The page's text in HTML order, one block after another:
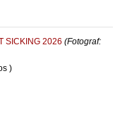
SICKING 2026 (Fotograf:
)